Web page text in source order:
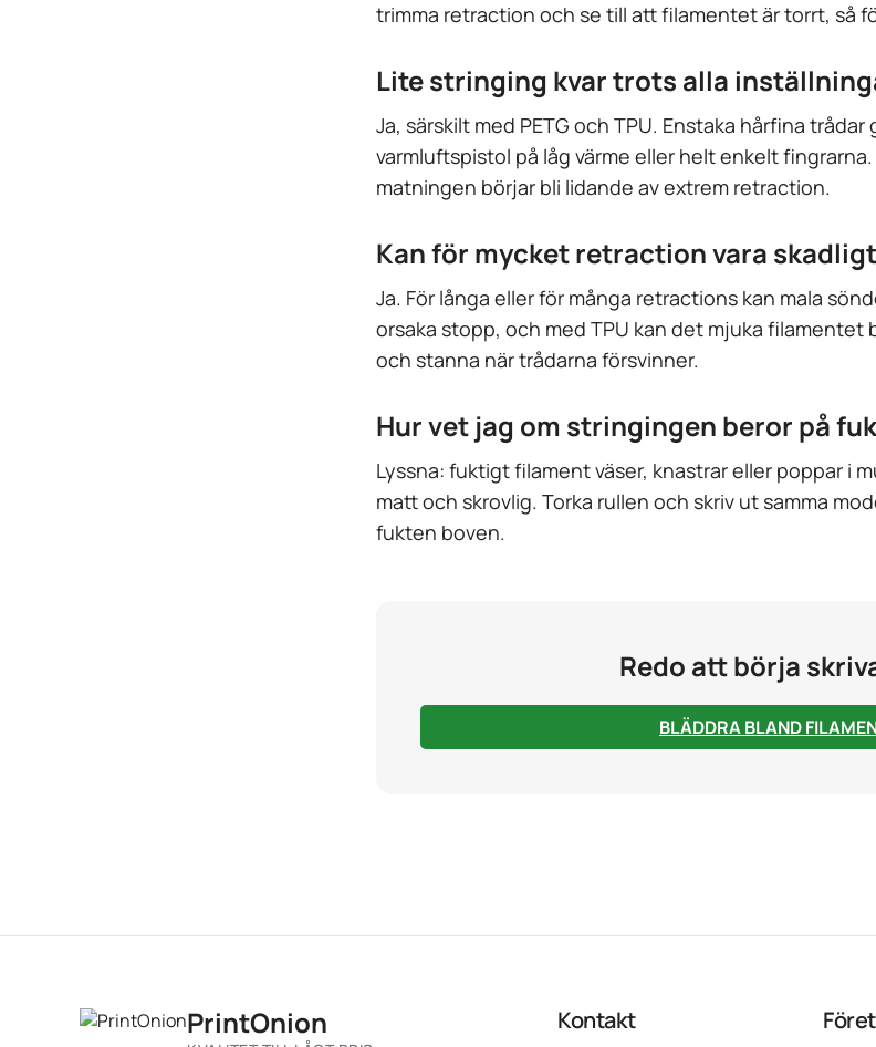
trimma retraction och se till att filamentet är torrt, så
Lite stringing kvar trots alla
Ja, särskilt med PETG och TPU. Enstaka hårfina
varmluftspistol på låg värme eller helt enkelt
matningen börjar bli lidande av extrem retraction.
Kan för mycket retraction vara
Ja. För långa eller för många retractions kan mala
orsaka stopp, och med TPU kan det mjuka filamentet
och stanna när trådarna försvinner.
Hur vet jag om stringingen beror på
Lyssna: fuktigt filament väser, knastrar eller poppar i
matt och skrovlig. Torka rullen och skriv ut samma
fukten boven.
Redo att börja
BLÄDDRA BLAND
PrintOnion Kontakt